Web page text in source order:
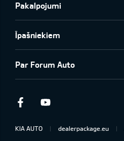
Pakalpojumi
Īpašniekiem
Par Forum Auto
Facebook
KIA AUTO dealerpackage.eu